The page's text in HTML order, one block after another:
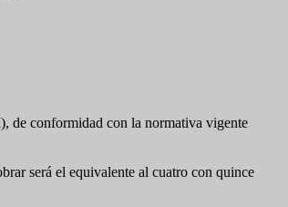
de conformidad con la normativa vigente
será el equivalente al cuatro con quince